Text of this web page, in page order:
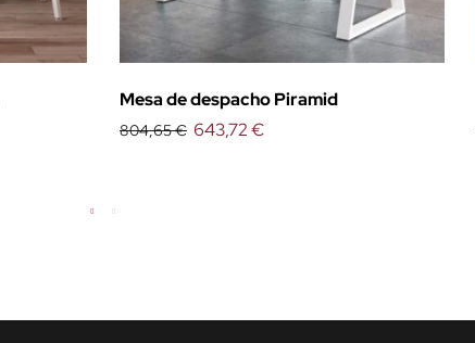
Mesa de despacho Piramid
804,65 € 643,72 €